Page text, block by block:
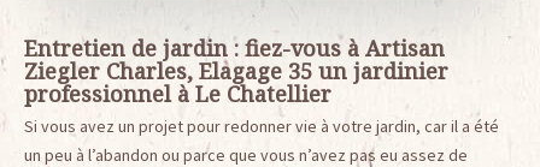
Entretien de jardin : fiez-vous à Artisan
Ziegler Charles, Elagage 35 un jardinier
professionnel à Le Chatellier
Si vous avez un projet pour redonner vie à votre jardin, car il a été
un peu à l’abandon ou parce que vous n’avez pas eu assez de